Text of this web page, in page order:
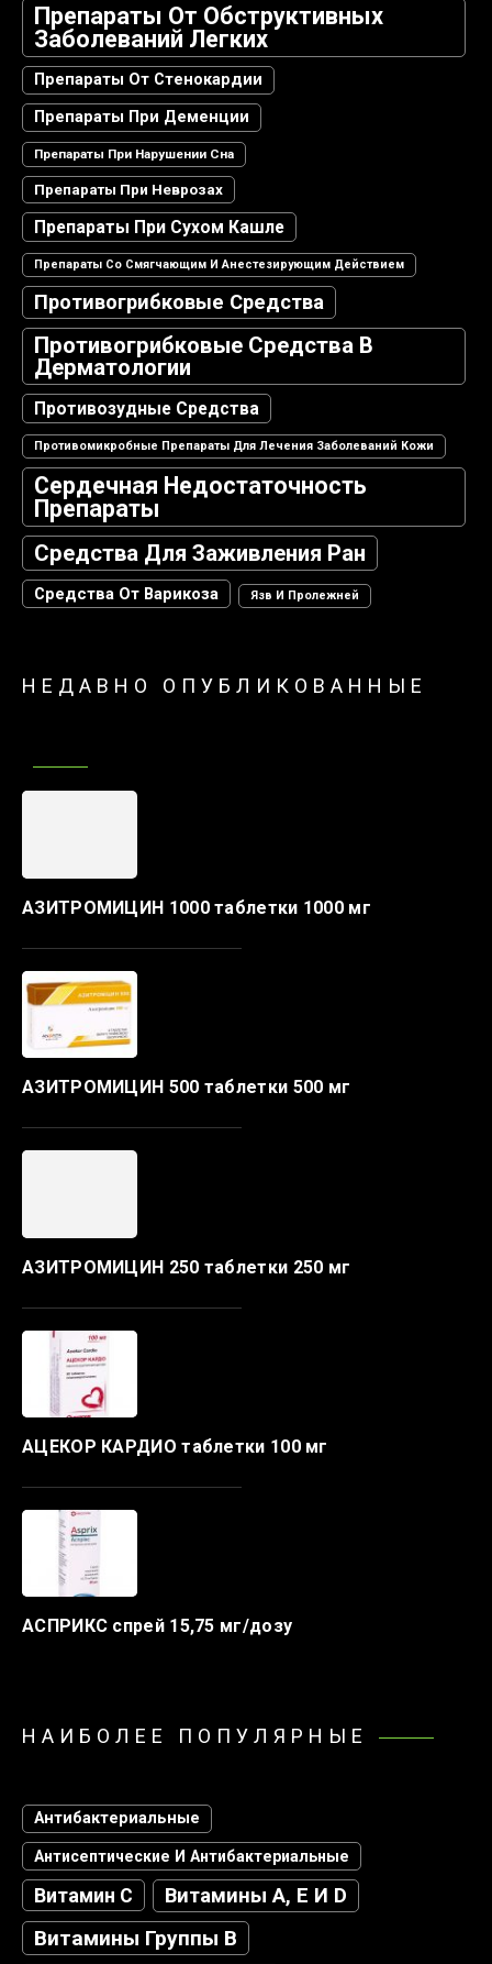
Препараты От Обструктивных
Заболеваний Легких
Препараты От Стенокардии
Препараты При Деменции
Препараты При Нарушении Сна
Препараты При Неврозах
Препараты При Сухом Кашле
Препараты Со Смягчающим И Анестезирующим Действием
Противогрибковые Средства
Противогрибковые Средства В
Дерматологии
Противозудные Средства
Противомикробные Препараты Для Лечения Заболеваний Кожи
Сердечная Недостаточность
Препараты
Средства Для Заживления Ран
Средства От Варикоза Язв И Пролежней
НЕДАВНО ОПУБЛИКОВАННЫЕ
АЗИТРОМИЦИН 1000 таблетки 1000 мг
АЗИТРОМИЦИН 500 таблетки 500 мг
АЗИТРОМИЦИН 250 таблетки 250 мг
АЦЕКОР КАРДИО таблетки 100 мг
АСПРИКС спрей 15,75 мг/дозу
НАИБОЛЕЕ ПОПУЛЯРНЫЕ
Антибактериальные
Антисептические И Антибактериальные
Витамин С Витамины А, Е И D
Витамины Группы В